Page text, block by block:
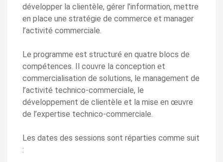
développer la clientèle, gérer l’information, mettre
en place une stratégie de commerce et manager
l’activité commerciale.
Le programme est structuré en quatre blocs de
compétences. Il couvre la conception et
commercialisation de solutions, le management de
l’activité technico-commerciale, le
développement de clientèle et la mise en œuvre
de l’expertise technico-commerciale.
Les dates des sessions sont réparties comme suit
: